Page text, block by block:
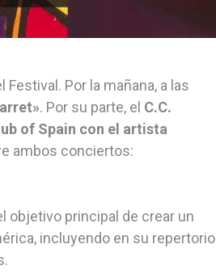
Por la mañana, a las
. Por su parte, el C.C.
of Spain con el artista
ambos conciertos:
objetivo principal de crear un
incluyendo en su repertorio